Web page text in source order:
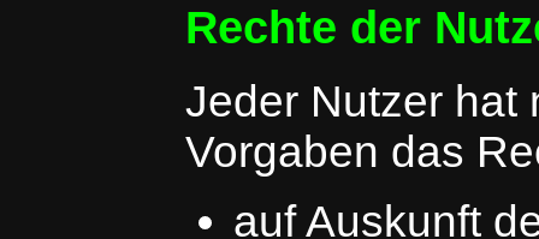
Rechte der
Jeder Nutzer hat
Vorgaben das
auf Auskunft